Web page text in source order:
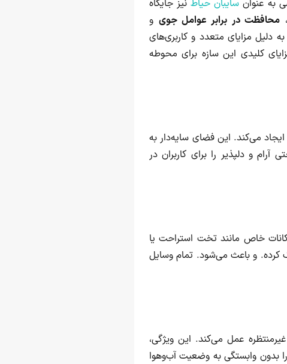
به عنوان سایبان حیاطنیز جایگاه
،محافظت در برابر عوامل جویو
دلیل مزایای متعدد و کاربری‌های
کلیدی این سازه برای محوطه
می‌کند. این فضای سایه‌دار به
و دلپذیر را برای کاربران در
خاص مانند تخت استراحت یا
کرده. و باعث می‌شود. تمام وسایل
عمل می‌کند. این ویژگی،
بدون وابستگی به وضعیت آب‌وهوا